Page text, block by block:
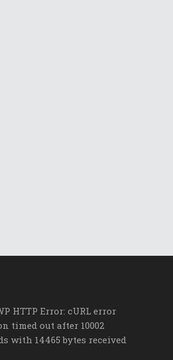
HTTP Error: cURL error
timed out after 10002
with 14465 bytes received